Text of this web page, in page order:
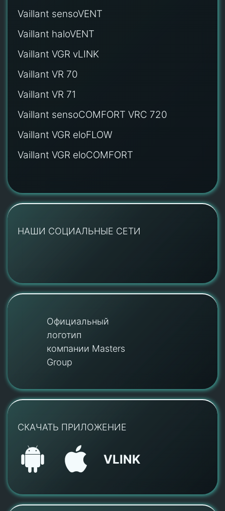
Vaillant sensoVENT
Vaillant haloVENT
Vaillant VGR vLINK
Vaillant VR 70
Vaillant VR 71
Vaillant sensoCOMFORT VRC 720
Vaillant VGR eloFLOW
Vaillant VGR eloCOMFORT
НАШИ СОЦИАЛЬНЫЕ СЕТИ
Официальный
логотип
компании Masters
Group
СКАЧАТЬ ПРИЛОЖЕНИЕ
VLINK